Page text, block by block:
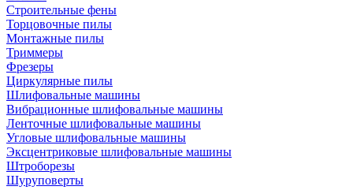
Строительные фены
Торцовочные пилы
Монтажные пилы
Триммеры
Фрезеры
Циркулярные пилы
Шлифовальные машины
Вибрационные шлифовальные машины
Ленточные шлифовальные машины
Угловые шлифовальные машины
Эксцентриковые шлифовальные машины
Штроборезы
Шуруповерты